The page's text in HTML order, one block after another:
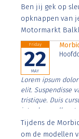
Aenean faucibus
imperdiet. Nunc
Ben jij gek op
opknappen van
Motormarkt
Friday
22
MAY
Lorem ipsum
elit. Suspendisse
tristique. Duis
interdum nulla, ut
Aenean faucibus
imperdiet. Nunc
Tijdens de
om de modellen